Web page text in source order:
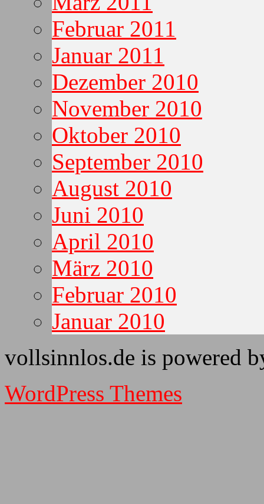
Februar 2011
Januar 2011
Dezember 2010
November 2010
Oktober 2010
September 2010
August 2010
Juni 2010
April 2010
März 2010
Februar 2010
Januar 2010
vollsinnlos.de is powered
WordPress Themes